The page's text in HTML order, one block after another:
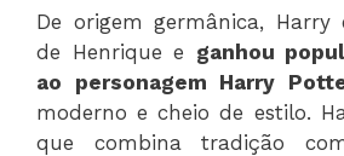
De origem germânica, Harry
de Henrique e ganhou
ao personagem Harry
moderno e cheio de estilo.
que combina tradição